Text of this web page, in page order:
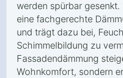
werden spürbar
eine fachgerechte
und trägt dazu bei,
Schimmelbildung zu
Fassadendämmung
Wohnkomfort, sondern